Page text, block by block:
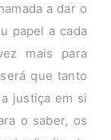
a dar o
papel a cada
mais para
que tanto
justiça em si
o saber, os